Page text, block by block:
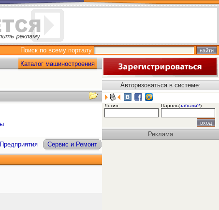
Поиск по всему порталу
Каталог машиностроения
Предприятия Сервис и Ремонт
Авторизоваться в системе:
Логин Пароль(забыли?)
Реклама